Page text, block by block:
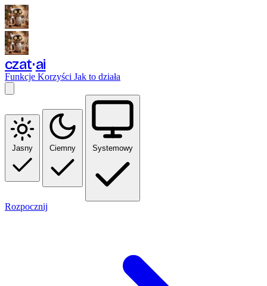
czat ai
Funkcje Korzyści Jak to działa
Jasny Ciemny Systemowy
Rozpocznij